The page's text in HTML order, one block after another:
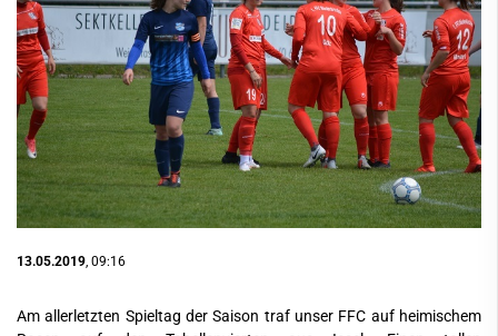
13.05.2019, 09:16
Am allerletzten Spieltag der Saison traf unser FFC auf heimischem